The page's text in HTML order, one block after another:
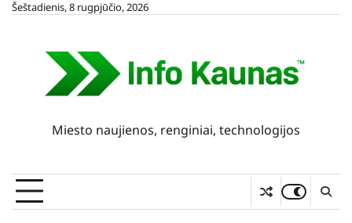
SkipŠeštadienis, 8 rugpjūčio, 2026
Miesto naujienos, renginiai, technologijos